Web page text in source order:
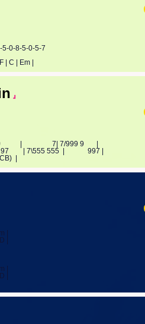
5-0-8-5-0-5-7
| C | Em |
』
|                 7| 7/999 9       |
| 7\555 555  |             997 |
|
|
|
|
|